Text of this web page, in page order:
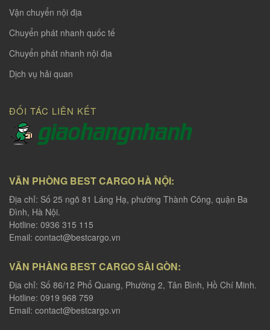
Vận chuyển nội địa
Chuyển phát nhanh quốc tế
Chuyển phát nhanh nội địa
Dịch vụ hải quan
ĐỐI TÁC LIÊN KẾT
VĂN PHÒNG BEST CARGO HÀ NỘI:
Địa chỉ: Số 25 ngõ 81 Láng Hạ, phường Thành Công, quận Ba
Đình, Hà Nội.
Hotline: 0936 315 115
Email: contact@bestcargo.vn
VĂN PHÀNG BEST CARGO SÀI GÒN:
Địa chỉ: Số 86/12 Phổ Quang, Phường 2, Tân Bình, Hồ Chí Minh.
Hotline: 0919 968 759
Email: contact@bestcargo.vn